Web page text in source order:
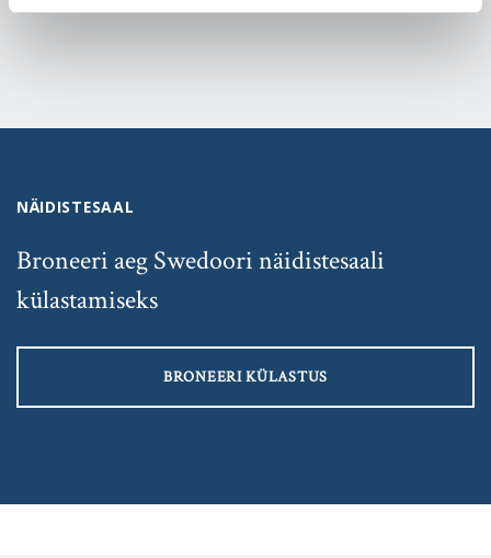
NÄIDISTESAAL
Broneeri aeg Swedoori näidistesaali
külastamiseks
BRONEERI KÜLASTUS